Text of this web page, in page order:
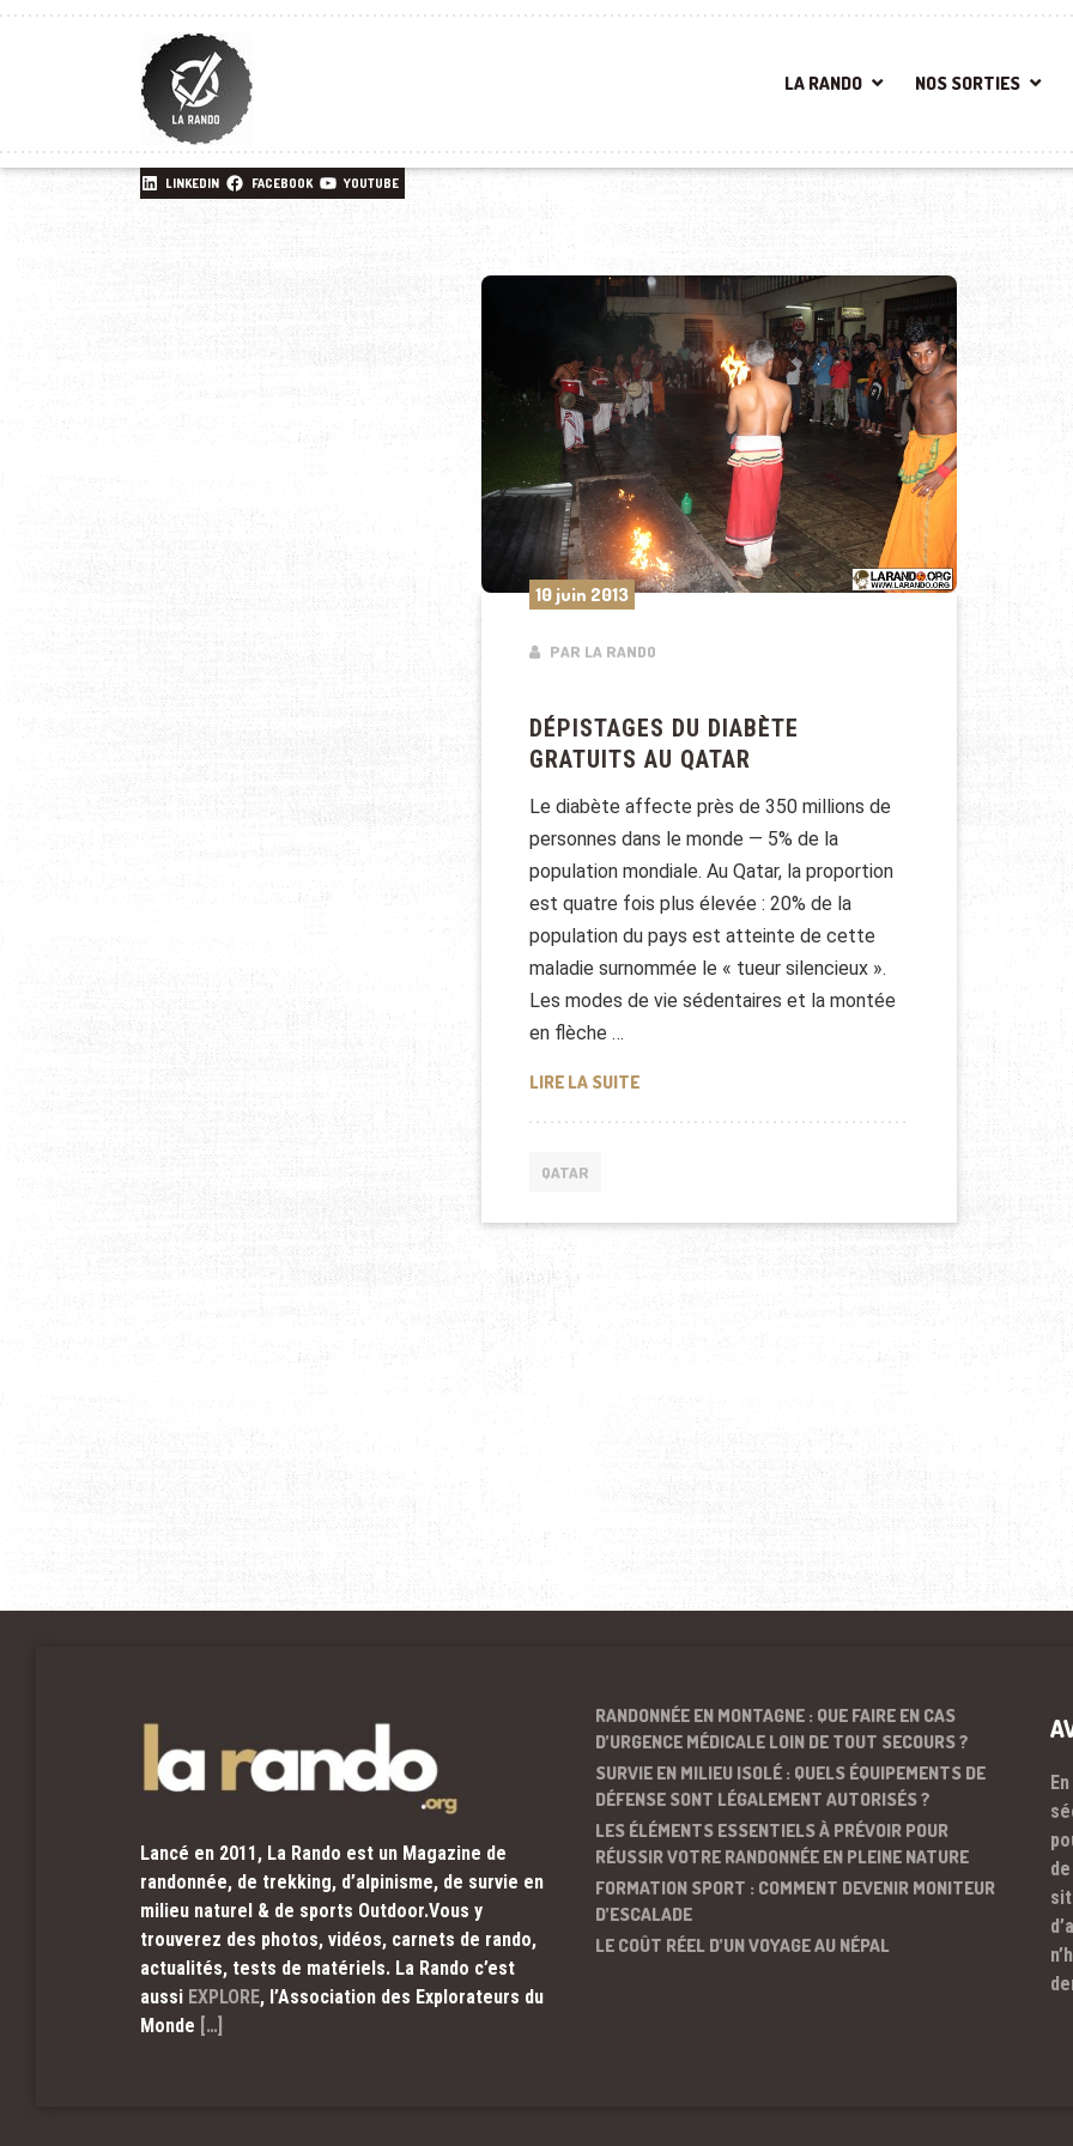
LA RANDO NOS SORTIES
LINKEDIN FACEBOOK YOUTUBE
10 juin 2013
PAR LA RANDO
DÉPISTAGES DU DIABÈTE
GRATUITS AU QATAR
Le diabète affecte près de 350 millions de
personnes dans le monde — 5% de la
population mondiale. Au Qatar, la proportion
est quatre fois plus élevée : 20% de la
population du pays est atteinte de cette
maladie surnommée le « tueur silencieux ».
Les modes de vie sédentaires et la montée
en flèche …
LIRE LA SUITEDÉPISTAGES DU DIABÈTE GRATUITS AU QATAR
QATAR
Lancé en 2011, La Rando est un Magazine de
randonnée, de trekking, d’alpinisme, de survie en
milieu naturel & de sports Outdoor.Vous y
trouverez des photos, vidéos, carnets de rando,
actualités, tests de matériels. La Rando c’est
aussi EXPLORE, l’Association des Explorateurs du
Monde […]
RANDONNÉE EN MONTAGNE : QUE FAIRE EN CAS
D’URGENCE MÉDICALE LOIN DE TOUT SECOURS ?
SURVIE EN MILIEU ISOLÉ : QUELS ÉQUIPEMENTS DE
DÉFENSE SONT LÉGALEMENT AUTORISÉS ?
LES ÉLÉMENTS ESSENTIELS À PRÉVOIR POUR
RÉUSSIR VOTRE RANDONNÉE EN PLEINE NATURE
FORMATION SPORT : COMMENT DEVENIR MONITEUR
D’ESCALADE
LE COÛT RÉEL D’UN VOYAGE AU NÉPAL